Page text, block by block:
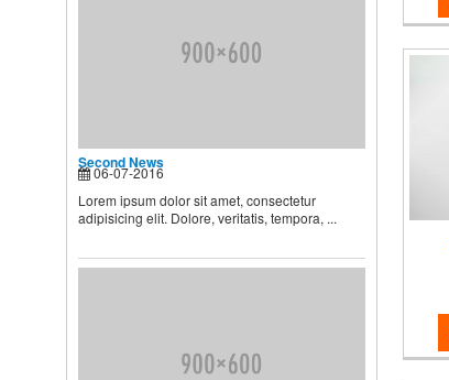
dưỡng và chăm sóc nhi, muốn
Second News
06-07-2016
Lorem ipsum dolor sit amet, consectetur
adipisicing elit. Dolore, veritatis, tempora, ...